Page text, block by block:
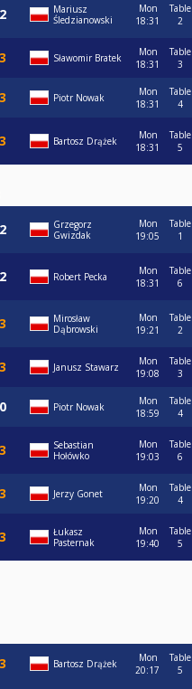
Mariusz
Śledzianowski
Mon
18:31
Table
2
Sławomir Bratek
Mon
18:31
Table
3
Piotr Nowak
Mon
18:31
Table
4
Bartosz Drążek
Mon
18:31
Table
5
Grzegorz
Gwizdak
Mon
19:05
Table
1
Robert Pecka
Mon
18:31
Table
6
Mirosław
Dąbrowski
Mon
19:21
Table
2
Janusz Stawarz
Mon
19:08
Table
3
Piotr Nowak
Mon
18:59
Table
4
Sebastian
Hołówko
Mon
19:03
Table
6
Jerzy Gonet
Mon
19:20
Table
4
Łukasz
Pasternak
Mon
19:40
Table
5
Bartosz Drążek
Mon
20:17
Table
5